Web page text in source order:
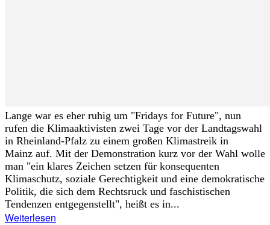
Lange war es eher ruhig um "Fridays for Future", nun
rufen die Klimaaktivisten zwei Tage vor der Landtagswahl
in Rheinland-Pfalz zu einem großen Klimastreik in
Mainz auf. Mit der Demonstration kurz vor der Wahl wolle
man "ein klares Zeichen setzen für konsequenten
Klimaschutz, soziale Gerechtigkeit und eine demokratische
Politik, die sich dem Rechtsruck und faschistischen
Tendenzen entgegenstellt", heißt es in...
Weiterlesen